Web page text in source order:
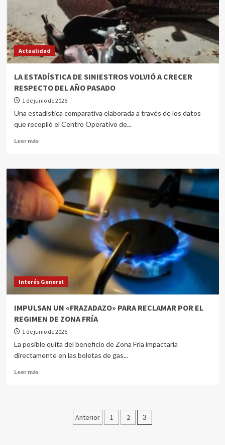
Actualidad
LA ESTADÍSTICA DE SINIESTROS VOLVIÓ A CRECER
RESPECTO DEL AÑO PASADO
1 de junio de 2026
Una estadística comparativa elaborada a través de los datos
que recopiló el Centro Operativo de...
Leer más
Interés General
IMPULSAN UN «FRAZADAZO» PARA RECLAMAR POR EL
REGIMEN DE ZONA FRÍA
1 de junio de 2026
La posible quita del beneficio de Zona Fría impactaría
directamente en las boletas de gas...
Leer más
Anterior 1 2 3